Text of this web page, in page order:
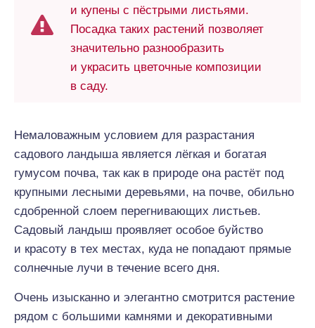
и купены с пёстрыми листьями.
Посадка таких растений позволяет
значительно разнообразить
и украсить цветочные композиции
в саду.
Немаловажным условием для разрастания
садового ландыша является лёгкая и богатая
гумусом почва, так как в природе она растёт под
крупными лесными деревьями, на почве, обильно
сдобренной слоем перегнивающих листьев.
Садовый ландыш проявляет особое буйство
и красоту в тех местах, куда не попадают прямые
солнечные лучи в течение всего дня.
Очень изысканно и элегантно смотрится растение
рядом с большими камнями и декоративными